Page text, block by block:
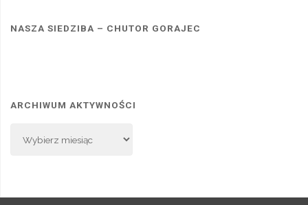
NASZA SIEDZIBA – CHUTOR GORAJEC
ARCHIWUM AKTYWNOŚCI
Aktywności